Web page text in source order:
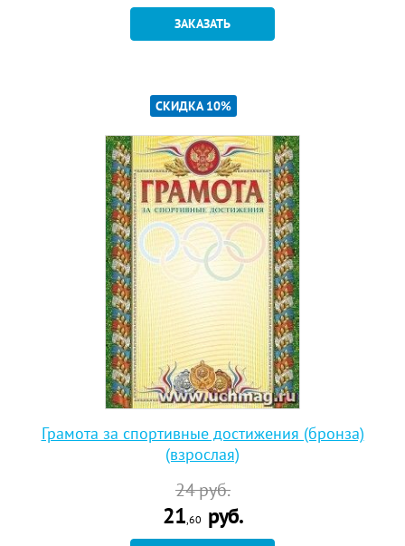
ЗАКАЗАТЬ
СКИДКА 10%
Грамота за спортивные достижения (бронза)
(взрослая)
24руб.
21,60 руб.